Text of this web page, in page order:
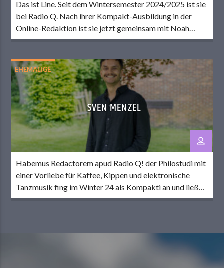
Das ist Line. Seit dem Wintersemester 2024/2025 ist sie
bei Radio Q. Nach ihrer Kompakt-Ausbildung in der
Online-Redaktion ist sie jetzt gemeinsam mit Noah
Online-CvD am Dienstag. Abseits des Senders dreht
Handball, Fußball und Volleyball, schaut aber auch
sonst (fast) jede Sportart, die im Fernsehen läuft […]
EHEMALIGE
SVEN MENZEL
Habemus Redactorem apud Radio Q! der Philostudi mit
einer Vorliebe für Kaffee, Kippen und elektronische
Tanzmusik fing im Winter 24 als Kompakti an und ließ
regelmäßig den Speichel im Mund zusammenlaufen bei
Motto „Nulla Dies Sine Beitrag“ bearbeitet er mal das